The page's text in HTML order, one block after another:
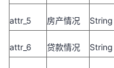
的
我
技
术
的
云
attr_5 房产情况 String
attr_6 贷款情况 String